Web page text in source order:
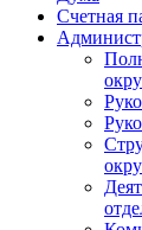
Счетная